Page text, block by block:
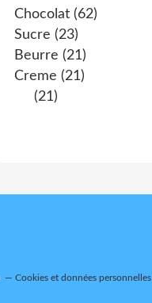
Chocolat (62)
Sucre (23)
Beurre (21)
Creme (21)
(21)
Cookies et données personnelles